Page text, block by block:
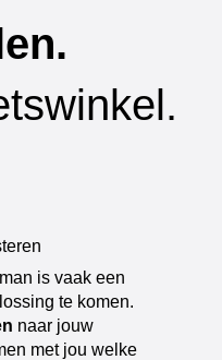
is vaak een
te komen.
naar jouw
met jou welke